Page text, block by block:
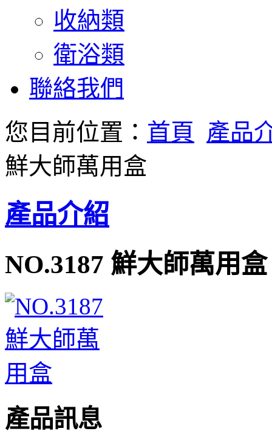
收納類
衛浴類
聯絡我們
您目前位置： 首頁
產品
鮮大師萬用盒
產品介紹
NO.3187 鮮大師萬用盒
產品訊息